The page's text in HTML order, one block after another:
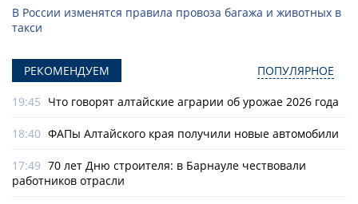
В России изменятся правила провоза багажа и животных в
такси
РЕКОМЕНДУЕМ ПОПУЛЯРНОЕ
19:45 Что говорят алтайские аграрии об урожае 2026 года
18:40 ФАПы Алтайского края получили новые автомобили
17:49 70 лет Дню строителя: в Барнауле чествовали
работников отрасли